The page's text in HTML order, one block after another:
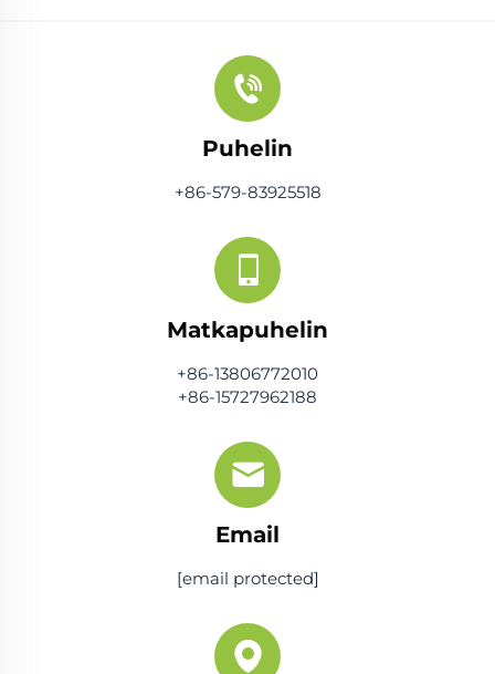
Puhelin
+86-579-83925518
Matkapuhelin
+86-13806772010
+86-15727962188
Email
[email protected]